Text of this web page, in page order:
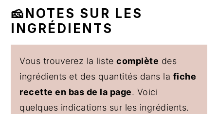
🧀NOTES SUR LES
INGRÉDIENTS
Vous trouverez la listecomplète des
ingrédients et des quantités dans la fiche
recette en bas de la page. Voici
quelques indications sur les ingrédients.